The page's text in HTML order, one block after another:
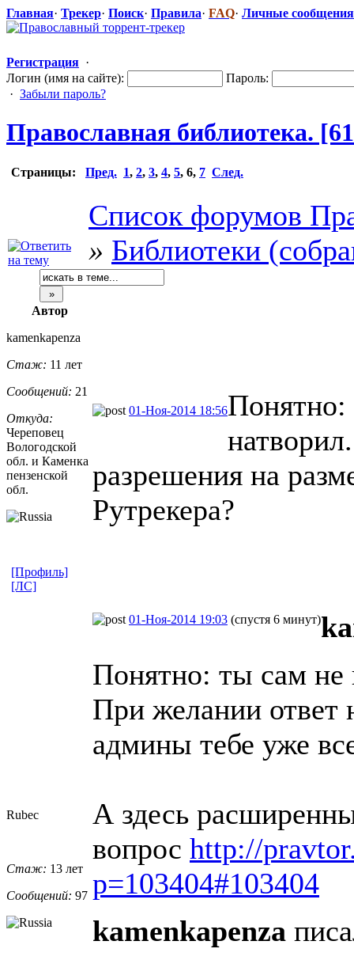
Главная· Трекер· Поиск· Правила· FAQ· Личные сообщения
Регистрация ·
Логин (имя на сайте):
Пароль:
· Забыли пароль?
Православная библиотека.
Страницы: Пред. 1, 2, 3, 4, 5, 6, 7 След.
Список форумов
» Библиотеки
Автор
kamenkapenza
Стаж: 11 лет
Сообщений: 21
Откуда:
Череповец
Вологодской
обл. и Каменка
пензенской
обл.
01-Ноя-2014 18:56Понятно:
разрешения на
Рутрекера?
[Профиль]
[ЛС]
Rubec
Стаж: 13 лет
Сообщений: 97
01-Ноя-2014 19:03 (спустя 6 минут)
Понятно: ты сам не
При желании ответ
админы тебе уже
А здесь
вопрос http://
p=103404#103404
kamenkapenza